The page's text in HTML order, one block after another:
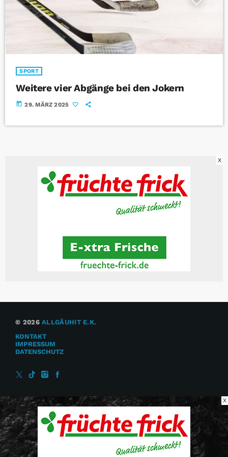
SPORT
Weitere vier Abgänge bei den Jokern
today 29. MÄRZ 2025
X
© 2026ALLGÄUHIT E.K.
KONTAKT
IMPRESSUM
DATENSCHUTZ
X